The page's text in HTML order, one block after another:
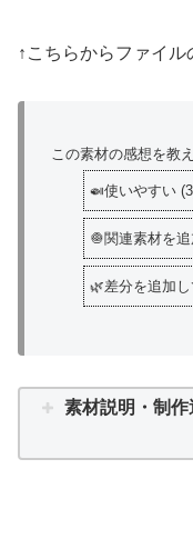
↑こちらからファイル
この素材の感想を教
🍛使いやすい (3
🧅関連素材を
🌿差分を追加
素材説明・制